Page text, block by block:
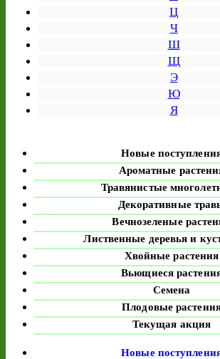
Ц
Ч
Ш
Щ
Э
Ю
Я
Новые
Ароматные
Травянистые
Декоративные
Вечнозеленые
Лиственные деревья и
Хвойные растения
Вьющиеся
Семена
Плодовые
Текущая акция
Новые